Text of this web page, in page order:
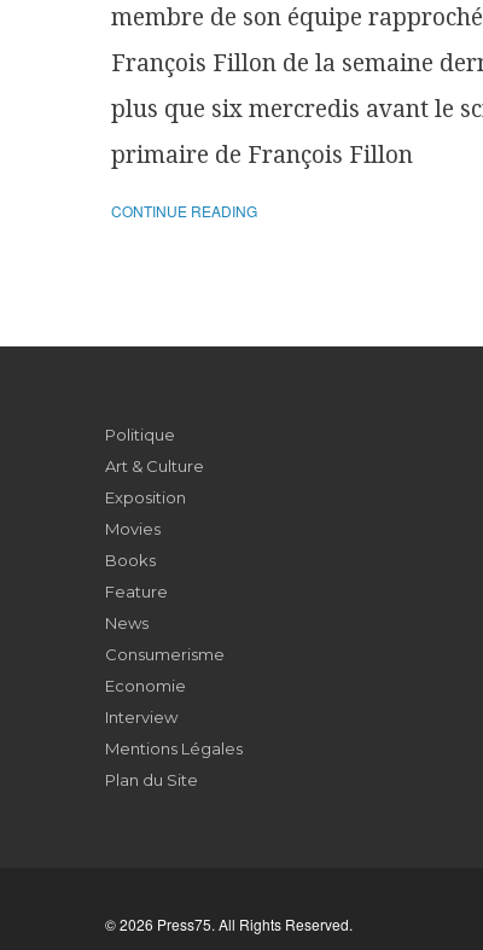
membre de son équipe
François Fillon de la semaine
plus que six mercredis avant le
primaire de François Fillon
CONTINUE READING
Politique
Art & Culture
Exposition
Movies
Books
Feature
News
Consumerisme
Economie
Interview
Mentions Légales
Plan du Site
© 2026 Press75. All Rights Reserved.